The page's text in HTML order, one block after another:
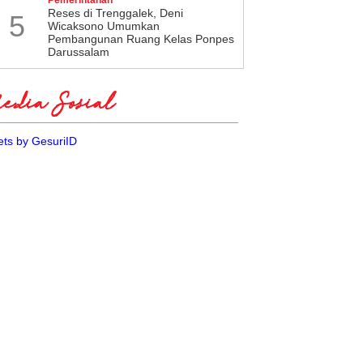
5
​Reses di Trenggalek, Deni
Wicaksono Umumkan
Pembangunan Ruang Kelas Ponpes
Darussalam
Sosial
by GesuriID